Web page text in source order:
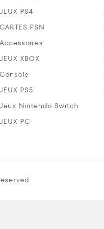
JEUX PS4
CARTES PSN
Accessoires
JEUX XBOX
Console
JEUX PS5
Jeux Nintendo Switch
JEUX PC